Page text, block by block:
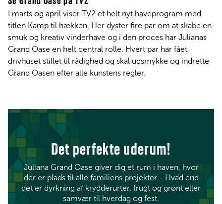
I marts og april viser TV2 et helt nyt haveprogram med
titlen Kamp til hækken. Her dyster fire par om at skabe en
smuk og kreativ vinderhave og i den proces har Julianas
Grand Oase en helt central rolle. Hvert par har fået
drivhuset stillet til rådighed og skal udsmykke og indrette
Grand Oasen efter alle kunstens regler.
Det perfekte uderum!
Juliana Grand Oase giver dig et rum i haven, hvor
der er plads til alle familiens projekter - Hvad end
det er dyrkning af krydderurter, frugt og grønt eller
samvær til hverdag og fest.​​​​​​​